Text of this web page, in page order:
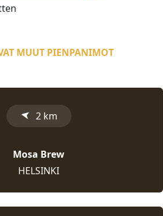
MUUT PIENPANIMOT
➤ 2 km
Mosa Brew
HELSINKI